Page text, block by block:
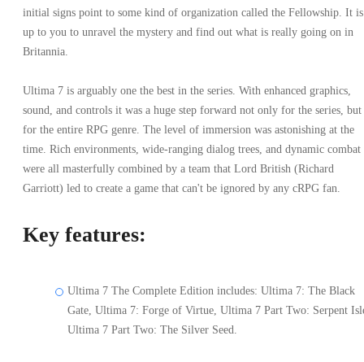
initial signs point to some kind of organization called the Fellowship. It is
up to you to unravel the mystery and find out what is really going on in
Britannia.
Ultima 7 is arguably one the best in the series. With enhanced graphics,
sound, and controls it was a huge step forward not only for the series, but
for the entire RPG genre. The level of immersion was astonishing at the
time. Rich environments, wide-ranging dialog trees, and dynamic combat
were all masterfully combined by a team that Lord British (Richard
Garriott) led to create a game that can't be ignored by any cRPG fan.
Key features:
Ultima 7 The Complete Edition includes: Ultima 7: The Black
Gate, Ultima 7: Forge of Virtue, Ultima 7 Part Two: Serpent
Ultima 7 Part Two: The Silver Seed.